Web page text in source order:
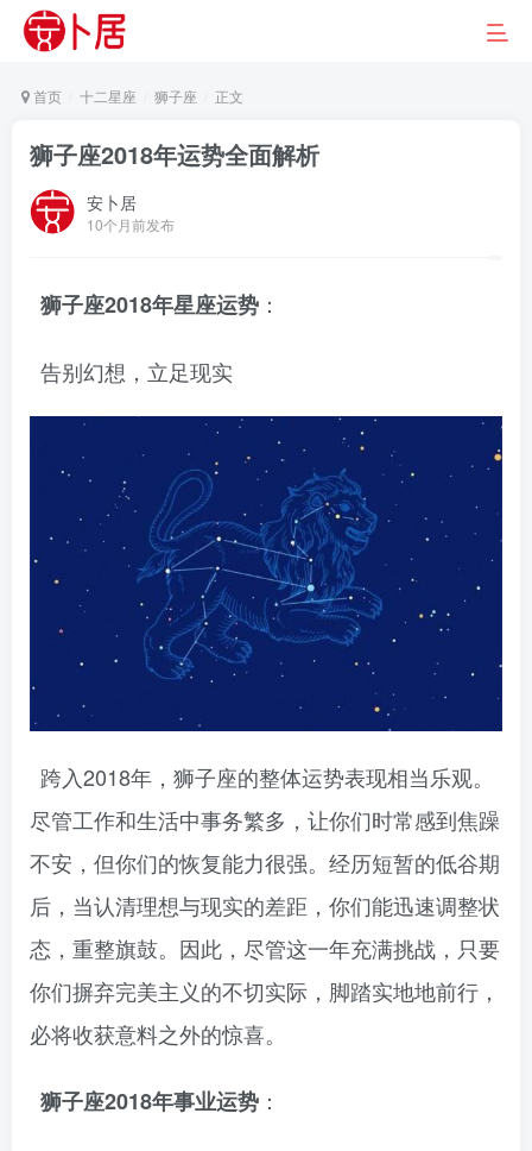
首页 十二星座 狮子座 正文
狮子座2018年运势全面解析
安卜居
10个月前发布
狮子座2018年星座运势 ：
告别幻想，立足现实
跨入2018年，狮子座的整体运势表现相当乐观。
尽管工作和生活中事务繁多，让你们时常感到焦躁
不安，但你们的恢复能力很强。经历短暂的低谷期
后，当认清理想与现实的差距，你们能迅速调整状
态，重整旗鼓。因此，尽管这一年充满挑战，只要
你们摒弃完美主义的不切实际，脚踏实地地前行，
必将收获意料之外的惊喜。
狮子座2018年事业运势 ：